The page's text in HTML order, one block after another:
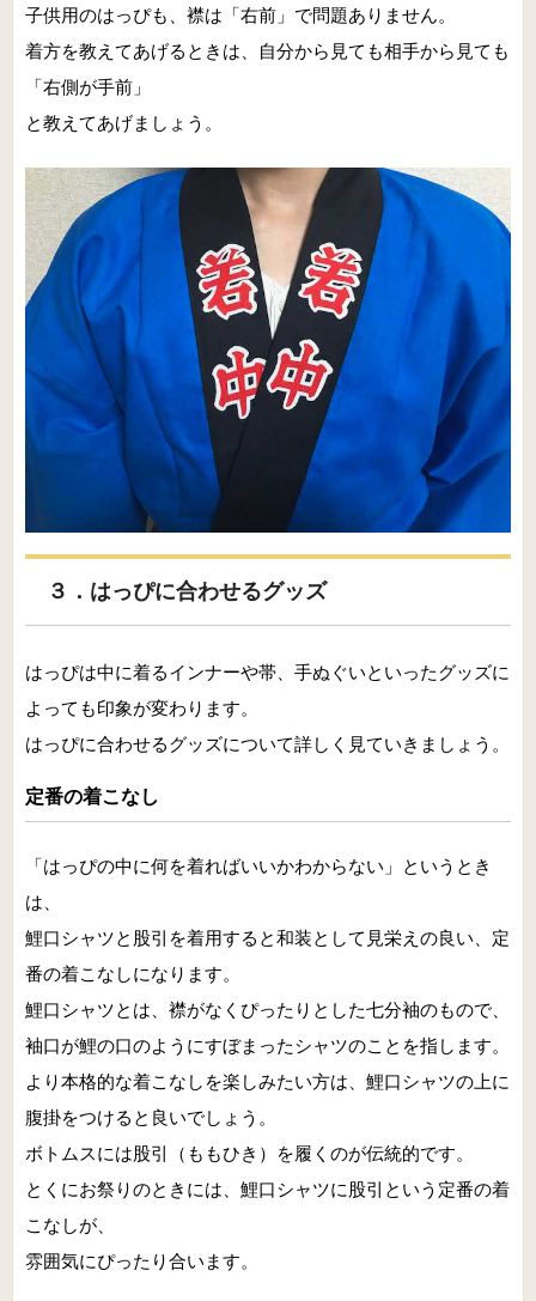
子供用のはっぴも、襟は「右前」で問題ありません。
着方を教えてあげるときは、自分から見ても相手から見ても
「右側が手前」
と教えてあげましょう。
３．はっぴに合わせるグッズ
はっぴは中に着るインナーや帯、手ぬぐいといったグッズに
よっても印象が変わります。
はっぴに合わせるグッズについて詳しく見ていきましょう。
定番の着こなし
「はっぴの中に何を着ればいいかわからない」というとき
は、
鯉口シャツと股引を着用すると和装として見栄えの良い、定
番の着こなしになります。
鯉口シャツとは、襟がなくぴったりとした七分袖のもので、
袖口が鯉の口のようにすぼまったシャツのことを指します。
より本格的な着こなしを楽しみたい方は、鯉口シャツの上に
腹掛をつけると良いでしょう。
ボトムスには股引（ももひき）を履くのが伝統的です。
とくにお祭りのときには、鯉口シャツに股引という定番の着
こなしが、
雰囲気にぴったり合います。